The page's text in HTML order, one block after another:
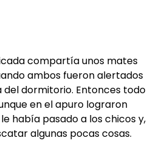
compartía unos mates
ambos fueron alertados
del dormitorio. Entonces todo
en el apuro lograron
había pasado a los chicos y,
algunas pocas cosas.